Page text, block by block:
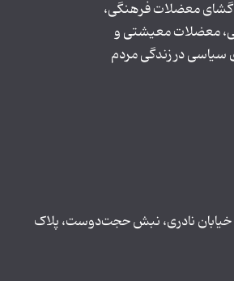
معضلات فرهنگی،
معضلات معیشتی و
در زندگی مردم
خیابان نادری، نبش حجت‌دوست، پلاک